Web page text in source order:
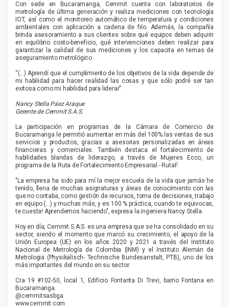
Con sede en Bucaramanga, Cemmit cuenta con laboratorios de
metrología de última generación y realiza mediciones con tecnología
IOT, así como el monitoreo automático de temperatura y condiciones
ambientales con aplicación a cadena de frío. Además, la compañía
brinda asesoramiento a sus clientes sobre qué equipos deben adquirir
en equilibrio costo-beneficio, qué intervenciones deben realizar para
garantizar la calidad de sus mediciones y los capacita en temas de
aseguramiento metrológico.
“(...) Aprendí que el cumplimiento de los objetivos de la vida depende de
mi habilidad para hacer realidad las cosas y que sólo podré ser tan
exitosa como mi habilidad para liderar".
Nancy Stella Páez Araque
Gerente de Cemmit S.A.S.
La participación en programas de la Cámara de Comercio de
Bucaramanga le permitió aumentar en más del 100% las ventas de sus
servicios y productos, gracias a asesorias personalizadas en áreas
financieras y comerciales. También destaca el fortalecimiento de
habilidades blandas de liderazgo, a través de Mujeres Ecco, un
programa de la Ruta de Fortalecimiento Empresarial - RutaF.
"La empresa ha sido para mí la mejor escuela de la vida que jamás he
tenido, llena de muchas asignaturas y áreas de conocimiento con las
que no contaba, como gestión de recursos, toma de decisiones, trabajo
en equipo (...) y muchas más, y es 100 % práctica, cuando te equivocas,
te cuesta! Aprendemos haciendo", expresa la ingeniera Nancy Stella.
Hoy en día, Cemmit S.A.S. es una empresa que se ha consolidado en su
sector, siendo el momento que marcó su crecimiento, el apoyo de la
Unión Europea (UE) en los años 2020 y 2021 a través del Instituto
Nacional de Metrología de Colombia (INM) y el Instituto Alemán de
Metrologia (Physikalisch- Technische Bundesanstalt, PTB), uno de los
más importantes del mundo en su sector.
Cra 19 #102-50, local 1, Edificio Fontanta Di Trevi, barrio Fontana en
Bucaramanga.
@cemmitsasbga
www.cemmit.com